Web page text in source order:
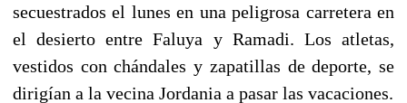
secuestrados el lunes en una peligrosa carretera en
el desierto entre Faluya y Ramadi. Los atletas,
vestidos con chándales y zapatillas de deporte, se
dirigían a la vecina Jordania a pasar las vacaciones.